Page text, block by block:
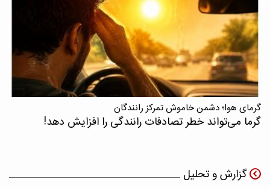
گرمای هوا؛ دشمن خاموش تمرکز رانندگان
گرما می‌تواند خطر تصادفات رانندگی را افزایش دهد!
گزارش و تحلیل